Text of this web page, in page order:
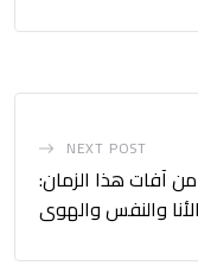
NEXT POST
آفات هذا الزمان:
الأنا والنفس والهوى